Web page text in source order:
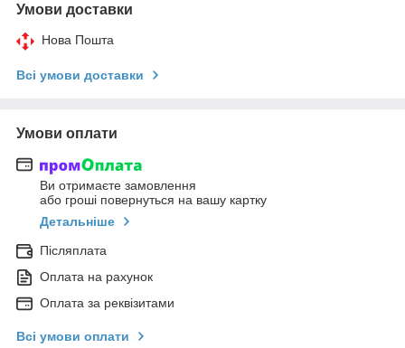
Умови доставки
Нова Пошта
Всі умови доставки
Умови оплати
Ви отримаєте замовлення
або гроші повернуться на вашу картку
Детальніше
Післяплата
Оплата на рахунок
Оплата за реквізитами
Всі умови оплати